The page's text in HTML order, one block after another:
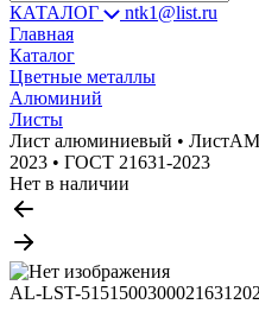
КАТАЛОГ
ntk1@list.ru
Главная
Каталог
Цветные металлы
Алюминий
Листы
Лист алюминиевый •
2023 • ГОСТ 21631-2023
Нет в наличии
AL-LST-